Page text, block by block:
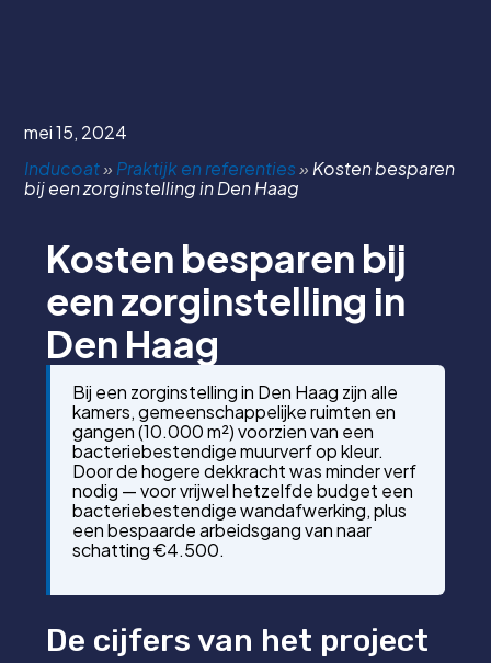
mei 15, 2024
Inducoat» Praktijk en referenties» Kosten besparen
bij een zorginstelling in Den Haag
Kosten besparen bij
een zorginstelling in
Den Haag
Bij een zorginstelling in Den Haag zijn alle
kamers, gemeenschappelijke ruimten en
gangen (10.000 m²) voorzien van een
bacteriebestendige muurverf op kleur.
Door de hogere dekkracht was minder verf
nodig — voor vrijwel hetzelfde budget een
bacteriebestendige wandafwerking, plus
een bespaarde arbeidsgang van naar
schatting €4.500.
De cijfers van het project